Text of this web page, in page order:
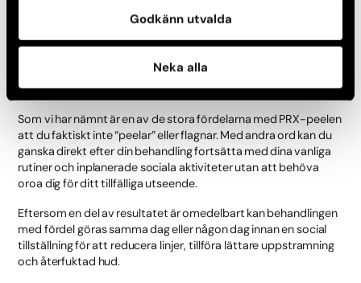
Godkänn utvalda
Neka alla
När ser jag resultat efter behandling
med PRX?
Som vi har nämnt är en av de stora fördelarna med PRX-peelen
att du faktiskt inte “peelar” eller flagnar. Med andra ord kan du
ganska direkt efter din behandling fortsätta med dina vanliga
rutiner och inplanerade sociala aktiviteter utan att behöva
oroa dig för ditt tillfälliga utseende.
Eftersom en del av resultatet är omedelbart kan behandlingen
med fördel göras samma dag eller någon dag innan en social
tillställning för att reducera linjer, tillföra lättare uppstramning
och återfuktad hud.